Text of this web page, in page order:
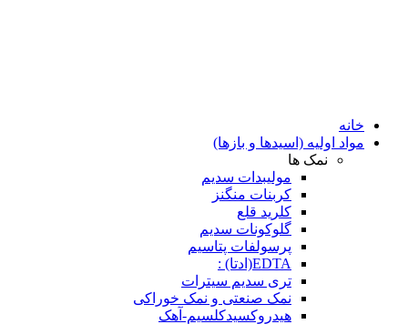
خانه
مواد اولیه (اسیدها و بازها)
نمک ها
مولیبدات سدیم
کربنات منگنز
کلرید قلع
گلوکونات سدیم
پرسولفات پتاسیم
EDTA(ادتا) :
تری سدیم سیترات
نمک صنعتی و نمک خوراکی
هیدروکسیدکلسیم-آهک